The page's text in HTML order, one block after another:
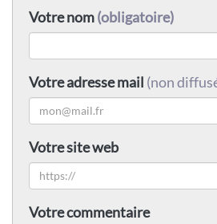
Votre nom(obligatoire)
Votre adresse mail (non
Votre site web
Votre commentaire